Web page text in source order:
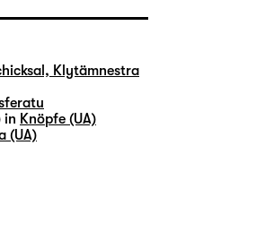
Klytämnestra
in Knöpfe (UA)
(UA)